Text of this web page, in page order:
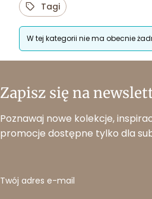
Tagi
W tej kategorii nie ma obecnie
Zapisz się na
Poznawaj nowe kolekcje,
promocje dostępne tylko dla
Twój adres e-mail